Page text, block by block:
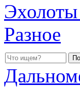
Разное